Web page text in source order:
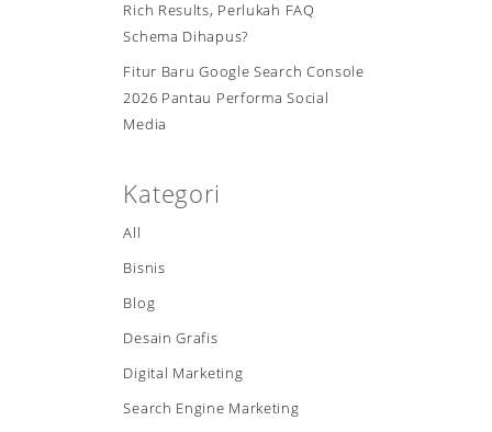
Rich Results, Perlukah FAQ
Schema Dihapus?
Fitur Baru Google Search Console
2026 Pantau Performa Social
Media
Kategori
All
Bisnis
Blog
Desain Grafis
Digital Marketing
Search Engine Marketing